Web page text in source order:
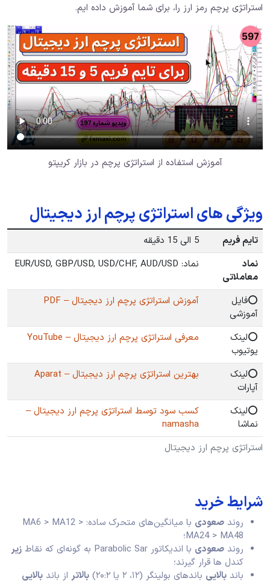
استراتژی پرچم رمز ارز را، برای شما آموزش داده ایم.
آموزش استفاده از استراتژی پرچم در بازار کریپتو
ویژگی های استراتژی پرچم ارز دیجیتال
استراتژی پرچم ارز دیجیتال
تایم فریم
5 الی 15 دقیقه
نماد
معاملاتی
نماد: EUR/USD, GBP/USD, USD/CHF, AUD/USD
⭕فایل
آموزشی
آموزش استراتژی پرچم ارز دیجیتال – PDF
⭕️لینک
یوتیوب
معرفی استراتژی پرچم ارز دیجیتال – YouTube
⭕️لینک
آپارات
بهترین استراتژی پرچم ارز دیجیتال – Aparat
⭕️لینک
نماشا
کسب سود توسط استراتژی پرچم ارز دیجیتال –
namasha
شرایط خرید
روند صعودی
با میانگین‌های متحرک ساده: MA6 > MA12 >
MA24 > MA48؛
روند صعودی با اندیکاتور Parabolic Sar به گونه‌ای که نقاط
زیر
کندل‌ ها قرار گیرند؛
باند بالایی باندهای بولینگر (۱۲، ۲ یا ۲۰:۲) بالاتر از باند بالایی